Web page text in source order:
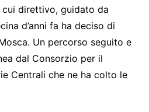
direttivo, guidato da
d’anni fa ha deciso di
Un percorso seguito e
dal Consorzio per il
Centrali che ne ha colto le